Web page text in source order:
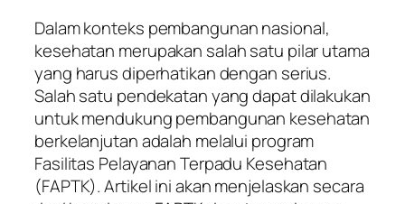
Dalam konteks pembangunan nasional,
kesehatan merupakan salah satu pilar utama
yang harus diperhatikan dengan serius.
Salah satu pendekatan yang dapat dilakukan
untuk mendukung pembangunan kesehatan
berkelanjutan adalah melalui program
Fasilitas Pelayanan Terpadu Kesehatan
(FAPTK). Artikel ini akan menjelaskan secara